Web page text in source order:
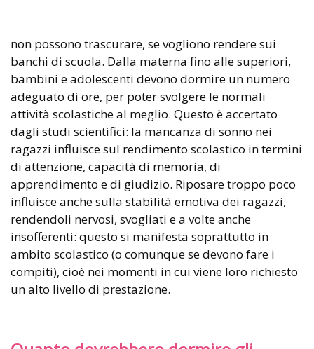
non possono trascurare, se vogliono rendere sui
banchi di scuola. Dalla materna fino alle superiori,
bambini e adolescenti devono dormire un numero
adeguato di ore, per poter svolgere le normali
attività scolastiche al meglio. Questo è accertato
dagli studi scientifici: la mancanza di sonno nei
ragazzi influisce sul rendimento scolastico in termini
di attenzione, capacità di memoria, di
apprendimento e di giudizio. Riposare troppo poco
influisce anche sulla stabilità emotiva dei ragazzi,
rendendoli nervosi, svogliati e a volte anche
insofferenti: questo si manifesta soprattutto in
ambito scolastico (o comunque se devono fare i
compiti), cioè nei momenti in cui viene loro richiesto
un alto livello di prestazione.